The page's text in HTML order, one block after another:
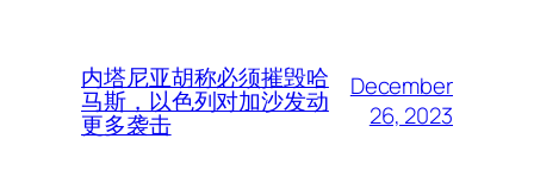
内塔尼亚胡称必须摧毁哈
马斯，以色列对加沙发动
更多袭击
December
26, 2023